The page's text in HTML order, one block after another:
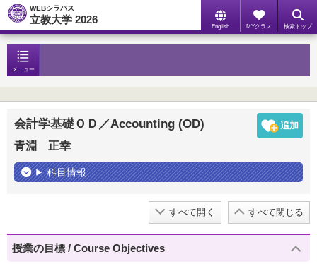
WEBシラバス
立教大学 2026
English MYクラス 検索トップ
メニュー
会計学基礎ＯＤ／Accounting (OD)
青淵 正幸
科目情報
すべて開く すべて閉じる
授業の目標 / Course Objectives